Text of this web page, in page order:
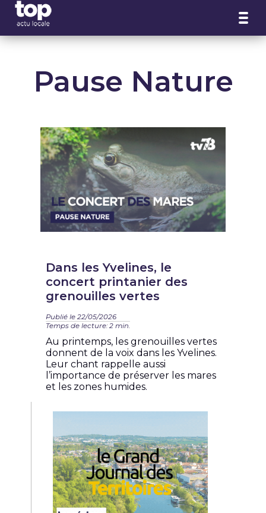
Pause Nature
Dans les Yvelines, le
concert printanier des
grenouilles vertes
Publié le 22/05/2026
Temps de lecture: 2 min.
Au printemps, les grenouilles vertes
donnent de la voix dans les Yvelines.
Leur chant rappelle aussi
l’importance de préserver les mares
et les zones humides.
Panneau de gestion des cookies